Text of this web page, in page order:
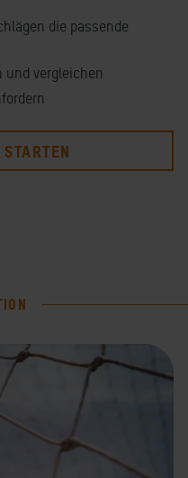
die passende
und vergleichen